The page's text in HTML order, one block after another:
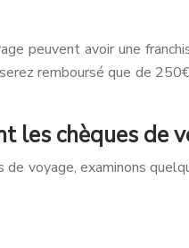
peuvent avoir une
remboursé que de
les chèques de
voyage, examinons